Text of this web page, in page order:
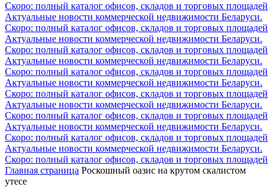
Скоро: полный каталог офисов, складов и торговых площадей
Актуальные новости коммерческой недвижимости Беларуси.
Скоро: полный каталог офисов, складов и торговых площадей
Актуальные новости коммерческой недвижимости Беларуси.
Скоро: полный каталог офисов, складов и торговых площадей
Актуальные новости коммерческой недвижимости Беларуси.
Скоро: полный каталог офисов, складов и торговых площадей
Актуальные новости коммерческой недвижимости Беларуси.
Скоро: полный каталог офисов, складов и торговых площадей
Актуальные новости коммерческой недвижимости Беларуси.
Скоро: полный каталог офисов, складов и торговых площадей
Актуальные новости коммерческой недвижимости Беларуси.
Скоро: полный каталог офисов, складов и торговых площадей
Актуальные новости коммерческой недвижимости Беларуси.
Скоро: полный каталог офисов, складов и торговых площадей
Главная страница Роскошный оазис на крутом скалистом
утесе